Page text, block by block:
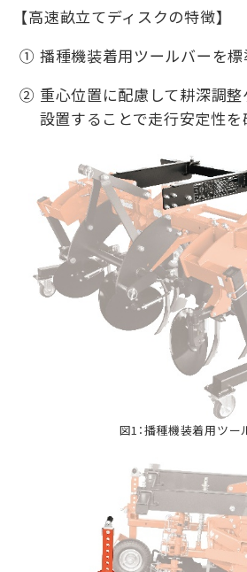
【高速畝立てディスクの特徴】
① 播種機装着用ツールバーを標
② 重心位置に配慮して耕深調整
設置することで走行安定性を
図1：播種機装着用ツー